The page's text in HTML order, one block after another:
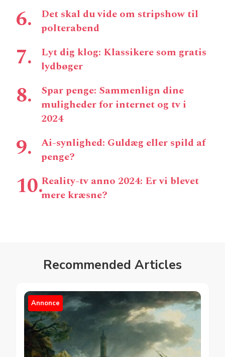
Det skal du vide om stripshow til
polterabend
Lyt dig klog: Klassikere som gratis
lydbøger
Spar penge: Sammenlign dine
muligheder for internet og tv i
2024
Ai-synlighed: Guldæg eller spild af
penge?
Reality-tv anno 2024: Er vi blevet
mere kræsne?
Recommended Articles
Annonce